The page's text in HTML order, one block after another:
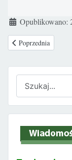
Szczegóły
Opublikowano:
Poprzednia strona:
Poprzednia